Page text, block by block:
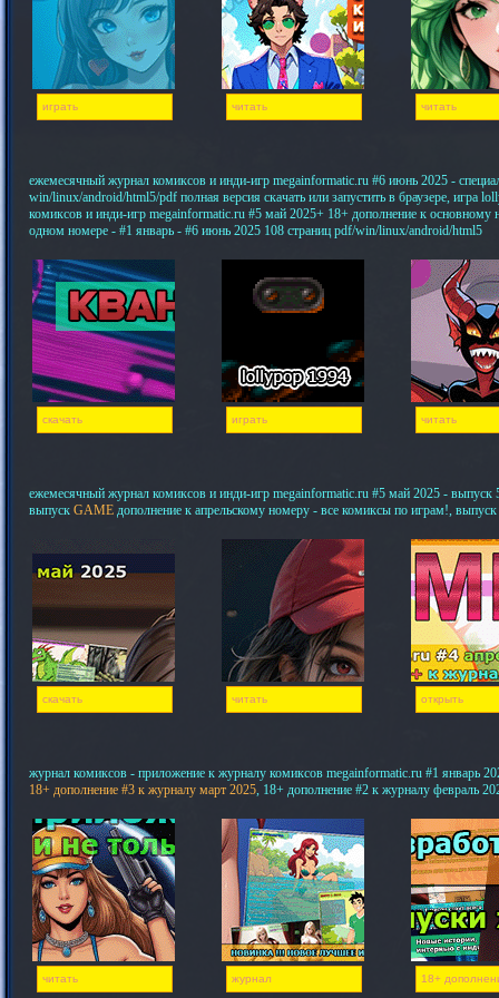
играть читать читать
ежемесячный журнал комиксов и инди-игр megainformatic.ru #6 июнь 2025 -
win/linux/android/html5/pdf полная версия скачать или запустить в браузере, игра
комиксов и инди-игр megainformatic.ru #5 май 2025+ 18+ дополнение к основному
одном номере - #1 январь - #6 июнь 2025 108 страниц pdf/win/linux/android/html5
скачать играть читать
ежемесячный журнал комиксов и инди-игр megainformatic.ru #5 май 2025 - выпуск
выпуск GAME дополнение к апрельскому номеру - все комиксы по играм!,
скачать читать открыть
журнал комиксов - приложение к журналу комиксов megainformatic.ru #1 январь
18+ дополнение #3 к журналу март 2025, 18+ дополнение #2 к журналу февраль
читать журнал 18+